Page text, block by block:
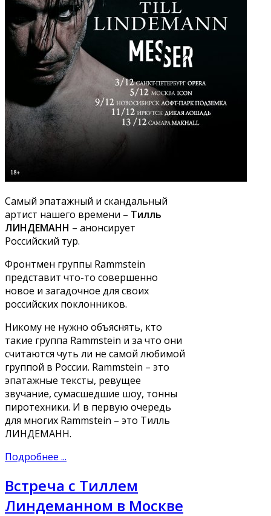
Cамый эпатажный и скандальный
артист нашего времени – Тилль
ЛИНДЕМАНН – анонсирует
Российский тур.
Фронтмен группы Rammstein
представит что-то совершенно
новое и загадочное для своих
российских поклонников.
Никому не нужно объяснять, кто
такие группа Rammstein и за что они
считаются чуть ли не самой любимой
группой в России. Rammstein – это
эпатажные тексты, ревущее
звучание, сумасшедшие шоу, тонны
пиротехники. И в первую очередь
для многих Rammstein – это Тилль
ЛИНДЕМАНН.
Подробнее ...
Встреча с Тиллем
Линдеманном в Москве